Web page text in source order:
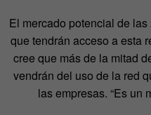
El mercado potencial de
que tendrán acceso a esta
cree que más de la mitad
vendrán del uso de la red
las empresas. “Es un